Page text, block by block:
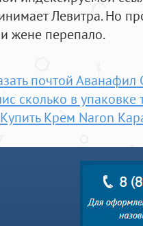
Левитра. Но
жене перепало.
почтой Аванафил
сколько в упаковке
Купить Крем Naron